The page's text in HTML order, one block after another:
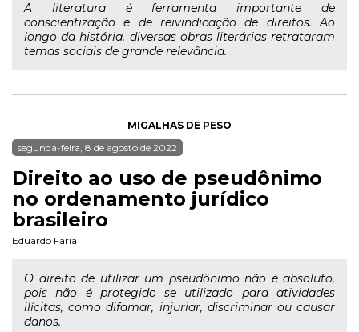
A literatura é ferramenta importante de
conscientização e de reivindicação de direitos. Ao
longo da história, diversas obras literárias retrataram
temas sociais de grande relevância.
MIGALHAS DE PESO
segunda-feira, 8 de agosto de 2022
Direito ao uso de pseudônimo
no ordenamento jurídico
brasileiro
Eduardo Faria
O direito de utilizar um pseudônimo não é absoluto,
pois não é protegido se utilizado para atividades
ilícitas, como difamar, injuriar, discriminar ou causar
danos.